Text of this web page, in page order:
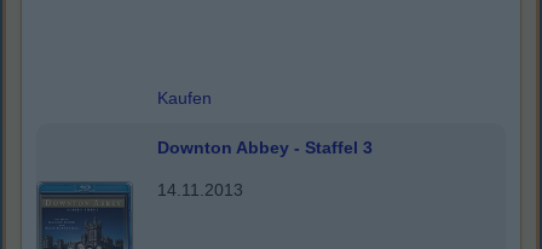
Kaufen
Downton Abbey - Staffel 3
14.11.2013